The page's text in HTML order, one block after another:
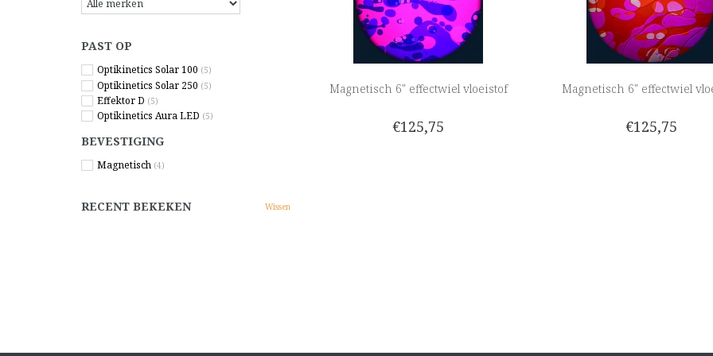
PAST OP
Optikinetics Solar 100 (5)
Optikinetics Solar 250 (5)
Effektor D (5)
Optikinetics Aura LED (5)
BEVESTIGING
Magnetisch (4)
RECENT BEKEKEN Wissen
Magnetisch 6" effectwiel vloeistof
€125,75
Magnetisch 6" effectwiel
€125,75